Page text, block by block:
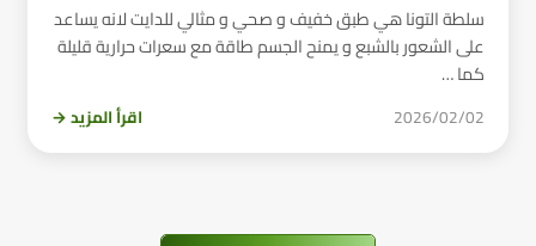
سلطة التونا هي طبق خفيف و صحي و مثالي للدايت لانه يساعد
على الشعور بالشبع و يمنح الجسم طاقة مع سعرات حرارية قليلة
كما …
2026/02/02 اقرأ المزيد →